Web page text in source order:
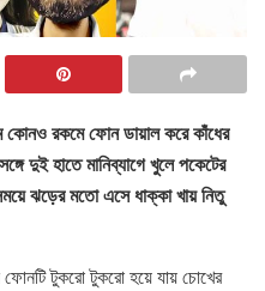
রকমে ফোন ডায়াল করে কাঁধের
দুই হাতে মানিব্যাগে খুলে পকেটের
ঝড়ের মতো এসে ধাক্কা খায় নিতু
টুকরো টুকরো হয়ে যায় চোখের